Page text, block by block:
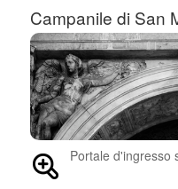
Campanile di San
Portale d'ingresso